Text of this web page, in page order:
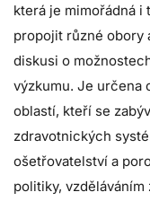
která je mimořádná
propojit různé obory
diskusi o
výzkumu. Je určena
oblastí, kteří se
zdravotnických
ošetřovatelství a
politiky,